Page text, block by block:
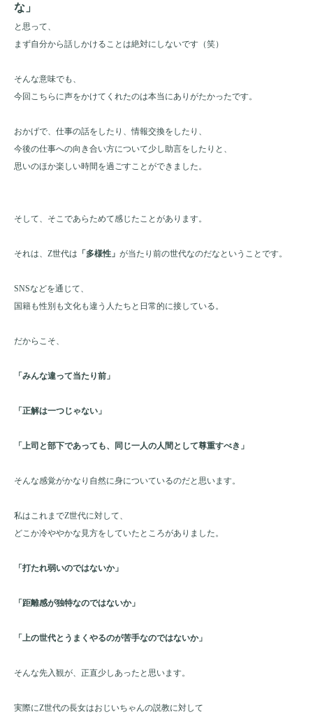
な」
と思って、
まず自分から話しかけることは絶対にしないです（笑）
そんな意味でも、
今回こちらに声をかけてくれたのは本当にありがたかったです。
おかげで、仕事の話をしたり、情報交換をしたり、
今後の仕事への向き合い方について少し助言をしたりと、
思いのほか楽しい時間を過ごすことができました。
そして、そこであらためて感じたことがあります。
それは、Z世代は 「多様性」 が当たり前の世代なのだなということです。
SNSなどを通じて、
国籍も性別も文化も違う人たちと日常的に接している。
だからこそ、
「みんな違って当たり前」
「正解は一つじゃない」
「上司と部下であっても、同じ一人の人間として尊重すべき」
そんな感覚がかなり自然に身についているのだと思います。
私はこれまでZ世代に対して、
どこか冷ややかな見方をしていたところがありました。
「打たれ弱いのではないか」
「距離感が独特なのではないか」
「上の世代とうまくやるのが苦手なのではないか」
そんな先入観が、正直少しあったと思います。
実際にZ世代の長女はおじいちゃんの説教に対して